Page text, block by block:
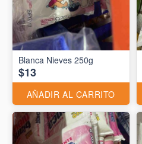
Blanca Nieves 250g
$13
AÑADIR AL CARRITO